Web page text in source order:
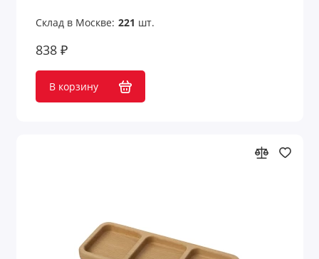
Склад в Москве: 221 шт.
838 ₽
В корзину